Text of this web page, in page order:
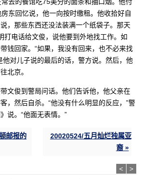
东回忆说，他一向按时缴租。他收拾好自
，那些东西还没法装满一个纸袋子。那天
打电话给文俊，说他要到外地找工作。如
钱回家。“如果，我没有回来，也不必来找
他对儿子说的最后的话，警方说。然后，他
北京。
文俊到警局问话。他们告诉他，他父亲在
，然后自杀。“他没有什么明显的反应，”警
说。“他面无表情。”
邮报的
20020524/五月灿烂独属亚
裔 »
< >